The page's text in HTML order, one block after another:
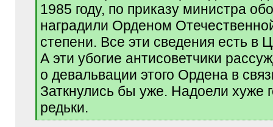
1985 году, по приказу министра
наградили Орденом
степени. Все эти сведения есть в
А эти убогие антисоветчики
о девальвации этого Ордена в
Заткнулись бы уже. Надоели хуже
редьки.
[